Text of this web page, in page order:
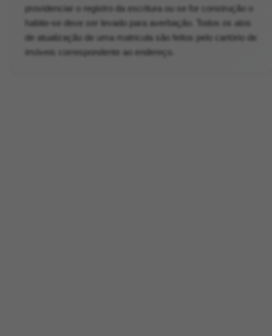
providenciar o registro da escritura ou se for construção o
habite-se deve ser levado para averbação. Todos os atos
de atualização de uma matricula são feitos pelo cartório de
imóveis correspondente ao endereço.